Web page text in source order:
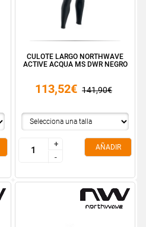
CULOTE LARGO NORTHWAVE
ACTIVE ACQUA MS DWR NEGRO
113,52€ 141,90€
+
-
+
-
AÑADIR